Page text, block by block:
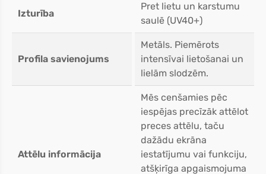
Izturība
Pret lietu un karstumu
saulē (UV40+)
Profila savienojums
Metāls. Piemērots
intensīvai lietošanai un
lielām slodzēm.
Attēlu informācija
Mēs cenšamies pēc
iespējas precīzāk attēlot
preces attēlu, taču
dažādu ekrāna
iestatījumu vai funkciju,
atšķirīga apgaismojuma